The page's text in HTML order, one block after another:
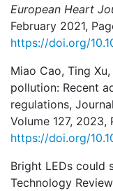
European Heart
February 2021,
https://doi.org/
Miao Cao, Ting
pollution: Recent
regulations,
Volume 127, 2023,
https://doi.org/
Bright LEDs could
Technology Review